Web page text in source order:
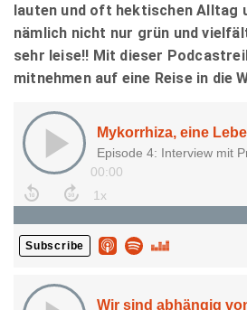
lauten und oft hektischen Alltag
nämlich nicht nur grün und
sehr leise!! Mit dieser
mitnehmen auf eine Reise in die